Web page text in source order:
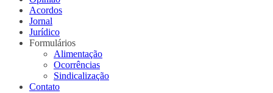
Acordos
Jornal
Jurídico
Formulários
Alimentação
Ocorrências
Sindicalização
Contato